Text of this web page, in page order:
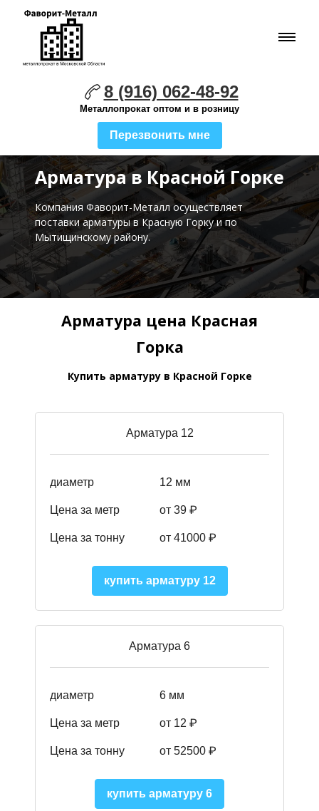
8 (916) 062-48-92
Металлопрокат оптом и в розницу
Перезвонить мне
Арматура в Красной Горке
Компания Фаворит-Металл осуществляет
поставкиарматуры в Красную Горку и по
Мытищинскому району.
Арматура цена Красная
Горка
Купить арматуру в Красной Горке
Арматура 12
диаметр 12 мм
Цена за метр от 39 ₽
Цена за тонну от 41000 ₽
купить арматуру 12
Арматура 6
диаметр 6 мм
Цена за метр от 12 ₽
Цена за тонну от 52500 ₽
купить арматуру 6